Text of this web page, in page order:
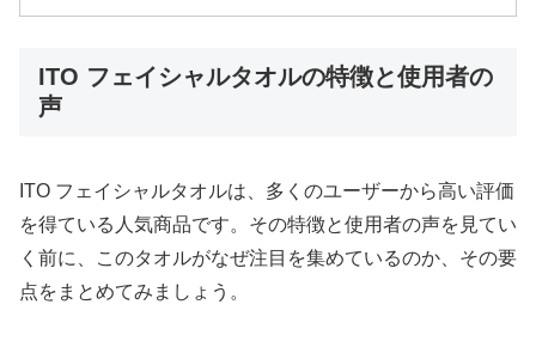
ITO フェイシャルタオルの特徴と使用者の
声
ITO フェイシャルタオルは、多くのユーザーから高い評価
を得ている人気商品です。その特徴と使用者の声を見てい
く前に、このタオルがなぜ注目を集めているのか、その要
点をまとめてみましょう。